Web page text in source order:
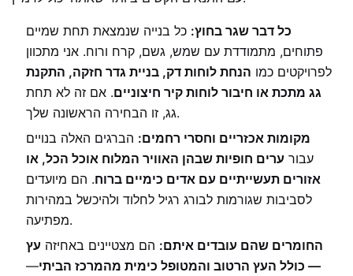
כל דבר שגר בחוץ: כל בנייה שנמצאת תחת שמיים
פתוחים, מתמודדת עם שמש, גשם, קרח ורוח. אני מתכוון
לפרויקטים כמו הנחת לוחות דק, בניית גדר חזקה, התקנת
גג מתכת או חיבור לוחות קיר חיצוניים. אם זה לא תחת
גג, זו הבחירה הראשונה שלך.
מקומות אכזריים וחסרי רחמים: הברגים האלה בנויים
עבור ערים חופיות שבהן האוויר המלוח אוכל הכל, או
אזורים תעשייתיים עם אדים כימיים ברוח. הם מיועדים
לסביבות שגורמות לבורג רגיל לחלוד ולהיכשל במהירות
מפתיעה.
החומרים שהם עובדים איתם: הם מצטיינים באחיזה עץ
— כולל העץ הרטוב והמטופל כימית מהמרכז הביתי—